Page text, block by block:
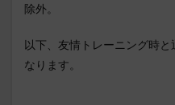
除外。
以下、友情トレーニング時
なります。